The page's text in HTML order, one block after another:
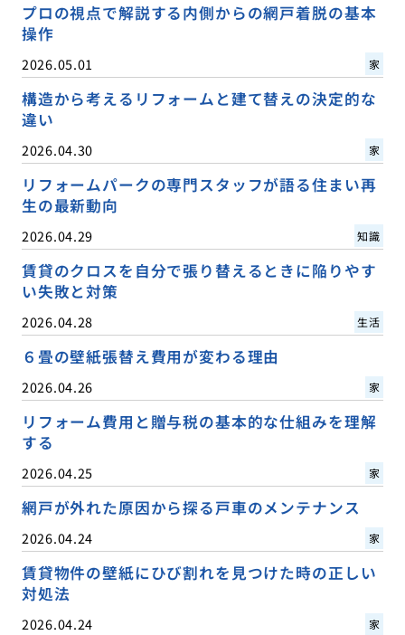
プロの視点で解説する内側からの網戸着脱の基本
操作
2026.05.01 家
構造から考えるリフォームと建て替えの決定的な
違い
2026.04.30 家
リフォームパークの専門スタッフが語る住まい再
生の最新動向
2026.04.29 知識
賃貸のクロスを自分で張り替えるときに陥りやす
い失敗と対策
2026.04.28 生活
６畳の壁紙張替え費用が変わる理由
2026.04.26 家
リフォーム費用と贈与税の基本的な仕組みを理解
する
2026.04.25 家
網戸が外れた原因から探る戸車のメンテナンス
2026.04.24 家
賃貸物件の壁紙にひび割れを見つけた時の正しい
対処法
2026.04.24 家